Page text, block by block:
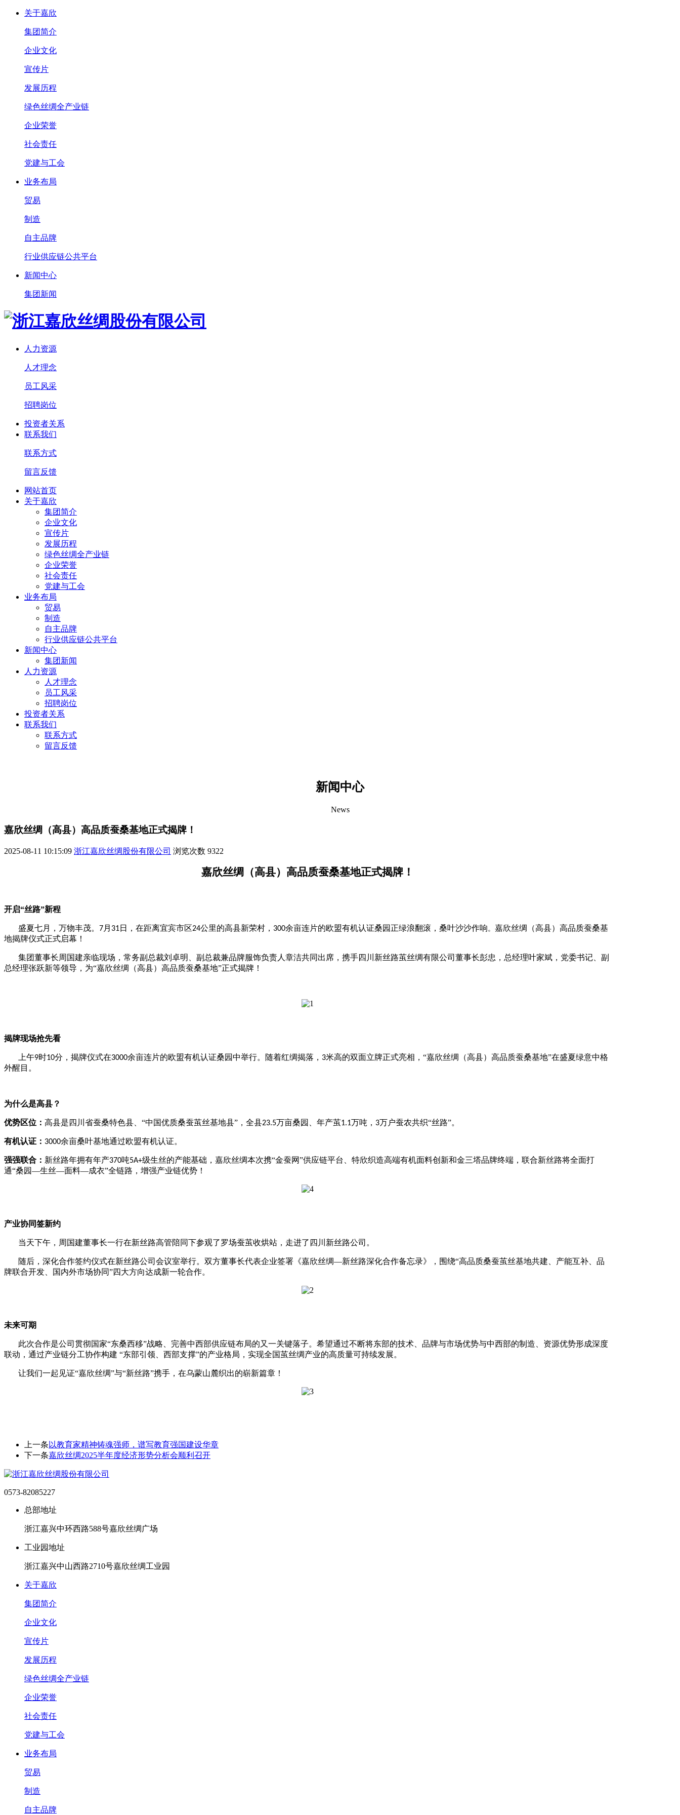
关于嘉欣
集团简介
企业文化
宣传片
发展历程
绿色丝绸全产业链
企业荣誉
社会责任
党建与工会
业务布局
贸易
制造
自主品牌
行业供应链公共平台
新闻中心
集团新闻
人力资源
人才理念
员工风采
招聘岗位
投资者关系
联系我们
联系方式
留言反馈
网站首页
关于嘉欣
集团简介
企业文化
宣传片
发展历程
绿色丝绸全产业链
企业荣誉
社会责任
党建与工会
业务布局
贸易
制造
自主品牌
行业供应链公共平台
新闻中心
集团新闻
人力资源
人才理念
员工风采
招聘岗位
投资者关系
联系我们
联系方式
留言反馈
新闻中心
News
嘉欣丝绸（高县）高品质蚕桑基地正式揭牌！
2025-08-11 10:15:09 浙江嘉欣丝绸股份有限公司 浏览次数 9322
嘉欣丝绸（高县）高品质蚕桑基地正式揭牌！
开启“丝路”新程
盛夏七月，万物丰茂。 7月 31日，在距离宜宾市区24公里的高县新荣村， 300余亩连片的欧盟有机认证桑园正绿浪翻滚，桑叶沙沙作响。 嘉欣丝绸（高县）高品质蚕桑基
地揭牌仪式正式启幕！
集团董事长周国建亲临现场，常务副总裁刘卓明、副总裁兼品牌服饰负责人章洁共同出席，携手四川新丝路茧丝绸有限公司董事长彭忠，总经理叶家斌，党委书记、副
总经理张跃新等领导， 为“嘉欣丝绸（高县）高品质蚕桑基地”正式揭牌！
揭牌现场抢先看
上午9时10分，揭牌仪式在3000余亩连片的欧盟有机认证桑园中举行。随着红绸揭落， 3米高的双面立牌正式亮相，“嘉欣丝绸（高县）高品质蚕桑基地”在盛夏绿意中格
外醒目。
为什么是高县？
优势区位： 高县是四川省蚕桑特色县、“中国优质桑蚕茧丝基地县”，全县23.5万亩桑园、年产茧1.1万吨， 3万户蚕农共织“丝路”。
有机认证： 3000余亩桑叶基地通过欧盟有机认证。
强强联合： 新丝路年拥有年产370吨5A+级生丝的产能基础 ，嘉欣丝绸本次携“金蚕网”供应链平台、特欣织造高端有机面料创新和金三塔品牌终端，联合新丝路将全面打
通“桑园—生丝—面料—成衣”全链路， 增强产业链优势！
产业协同签新约
当天下午，周国建董事长一行在新丝路高管陪同下参观了罗场蚕茧收烘站，走进了四川新丝路公司。
随后， 深化合作签约仪式在新丝路公司会议室举行。双方董事长代表企业签署 《嘉欣丝绸—新丝路深化合作备忘录》， 围绕“高品质桑蚕茧丝基地共建、产能互补、品
牌联合开发、 国内外市场协同”四大方向达成新一轮合作。
未来可期
此次合作是公司贯彻国家“东桑西移”战略、完善中西部供应链布局的又一关键落子。希望通过不断将东部的技术、品牌与市场优势与中西部的制造、资源优势形成深度
联动，通过产业链分工协作构建 “东部引领、西部支撑”的产业格局，实现全国茧丝绸产业的高质量可持续发展。
让我们一起见证“嘉欣丝绸”与“新丝路”携手，在乌蒙山麓织出的崭新篇章！
上一条 以教育家精神铸魂强师，谱写教育强国建设华章
下一条嘉欣丝绸2025半年度经济形势分析会顺利召开
0573-82085227
总部地址
浙江嘉兴中环西路588号嘉欣丝绸广场
工业园地址
浙江嘉兴中山西路2710号嘉欣丝绸工业园
关于嘉欣
集团简介
企业文化
宣传片
发展历程
绿色丝绸全产业链
企业荣誉
社会责任
党建与工会
业务布局
贸易
制造
自主品牌